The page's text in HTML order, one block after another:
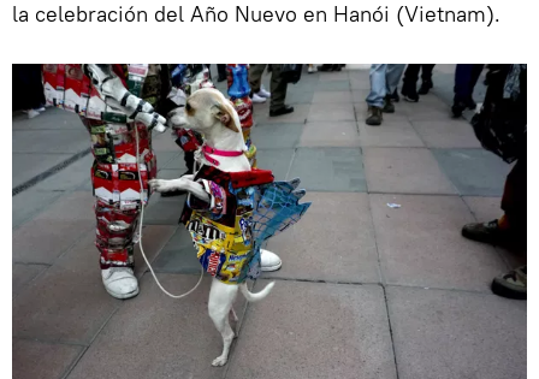
la celebración del Año Nuevo en Hanói (Vietnam).